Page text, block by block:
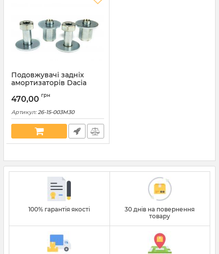
Подовжувачі задніх
амортизаторів Dacia
003М30)
470,00 грн
Артикул: 26-15-003М30
100% гарантія якості
30 днів на повернення
товару